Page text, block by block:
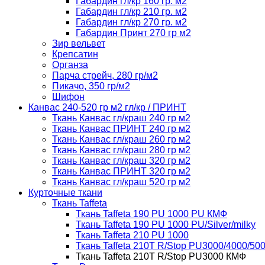
Габардин гл/кр 210 гр. м2
Габардин гл/кр 270 гр. м2
Габардин Принт 270 гр м2
Зир вельвет
Крепсатин
Органза
Парча стрейч, 280 гр/м2
Пикачо, 350 гр/м2
Шифон
Канвас 240-520 гр м2 гл/кр / ПРИНТ
Ткань Канвас гл/краш 240 гр м2
Ткань Канвас ПРИНТ 240 гр м2
Ткань Канвас гл/краш 260 гр м2
Ткань Канвас гл/краш 280 гр м2
Ткань Канвас гл/краш 320 гр м2
Ткань Канвас ПРИНТ 320 гр м2
Ткань Канвас гл/краш 520 гр м2
Курточные ткани
Ткань Taffeta
Ткань Taffeta 190 PU 1000 PU КМФ
Ткань Taffeta 190 PU 1000 PU/Silver/milky
Ткань Taffeta 210 PU 1000
Ткань Taffeta 210Т R/Stop PU3000/4000/
Ткань Taffeta 210Т R/Stop PU3000 КМФ